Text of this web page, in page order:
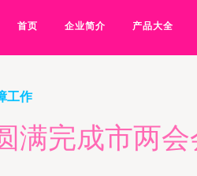
首页 企业简介 产品大全
工作
满完成市两